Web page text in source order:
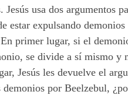
Jesús usa dos argumentos
estar expulsando
primer lugar, si el
se divide a sí mismo y
Jesús les devuelve el
demonios por Beelzebul,